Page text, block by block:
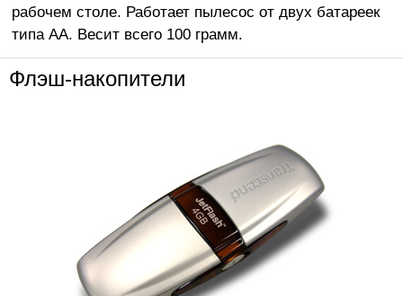
рабочем столе. Работает пылесос от двух батареек
типа АА. Весит всего 100 грамм.
Флэш-накопители